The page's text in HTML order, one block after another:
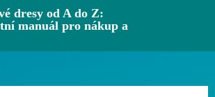
dresy od A do Z:
manuál pro nákup a